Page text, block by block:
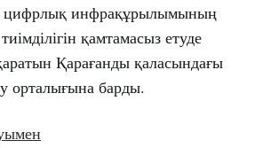
цифрлық инфрақұрылымының
тиімділігін қамтамасыз етуде
Қарағанды қаласындағы
орталығына барды.